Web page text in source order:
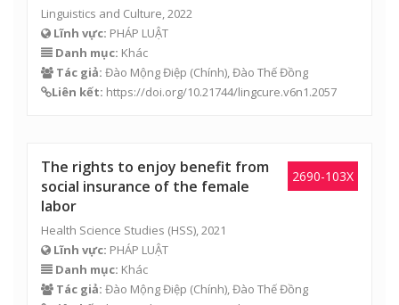
Linguistics and Culture, 2022
Lĩnh vực: PHÁP LUẬT
Danh mục: Khác
Tác giả: Đào Mộng Điệp (Chính),Đào Thế Đồng
Liên kết: https://doi.org/10.21744/lingcure.v6n1.2057
2690-103X
The rights to enjoy benefit from
social insurance of the female
labor
Health Science Studies (HSS), 2021
Lĩnh vực: PHÁP LUẬT
Danh mục: Khác
Tác giả: Đào Mộng Điệp (Chính),Đào Thế Đồng